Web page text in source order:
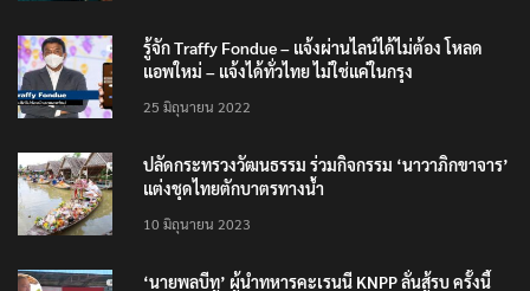
24 มีนาคม 2021
รู้จัก Traffy Fondue – แจ้งผ่านไลน์ได้ไม่ต้อง โหลด
แอพใหม่ – แจ้งได้ทั่วไทย ไม่ใช่แค่ในกรุง
25 มิถุนายน 2022
ปลัดกระทรวงวัฒนธรรม ร่วมกิจกรรม ‘นาวาภิกขาจาร’
แต่งชุดไทยตักบาตรทางน้ำ
10 มิถุนายน 2023